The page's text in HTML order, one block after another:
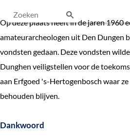
Z
o
e
k
e
Op deze plaats heeft in de jaren 1960
amateurarcheologen uit Den Dungen
vondsten gedaan. Deze vondsten
Dunghen veiligstellen voor de
aan Erfgoed 's-Hertogenbosch waar
behouden blijven.
Dankwoord